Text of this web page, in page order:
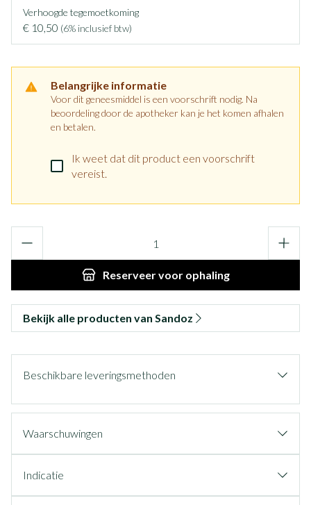
Verhoogde tegemoetkoming
€ 10,50 (6% inclusief btw)
Belangrijke informatie
Voor dit geneesmiddel is een voorschrift nodig. Na
beoordeling door de apotheker kan je het komen afhalen
en betalen.
Ik weet dat dit product een voorschrift
vereist.
Reserveervoor ophaling
Bekijk alle producten van Sandoz
Beschikbare leveringsmethoden
Waarschuwingen
Indicatie